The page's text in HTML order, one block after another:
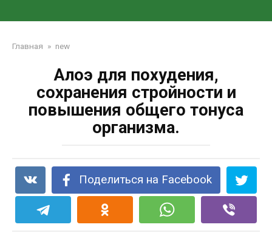
Главная » new
Алоэ для похудения,
сохранения стройности и
повышения общего тонуса
организма.
Поделиться на Facebook